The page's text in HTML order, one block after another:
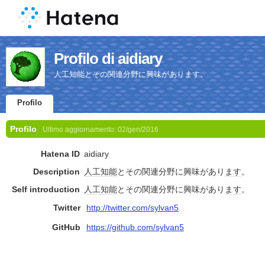
Profilo di aidiary
人工知能とその関連分野に興味があります。
Profilo
Profilo Ultimo aggiornamento: 02/gen/2016
Hatena ID aidiary
Description
人工知能とその関連分野に興味があり ます。
Self introduction
人工知能とその関連分野に興味があり ます。
Twitter
http://twitter.com/sylvan5
GitHub https://github.com/sylvan5